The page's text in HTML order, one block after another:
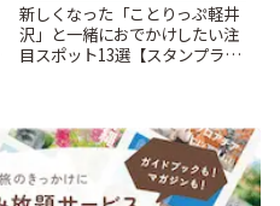
新しくなった「ことりっぷ軽井
沢」と一緒におでかけしたい注
目スポット13選【スタンプラリ